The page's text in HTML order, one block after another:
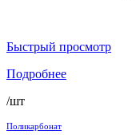
Быстрый просмотр
Подробнее
/шт
Поликарбонат